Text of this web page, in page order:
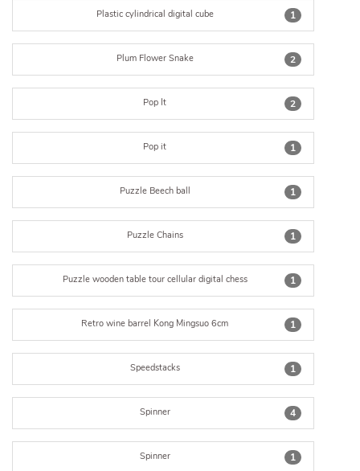
1
Plastic cylindrical digital cube
2
Plum Flower Snake
2
Pop It
1
Pop it
1
Puzzle Beech ball
1
Puzzle Chains
1
Puzzle wooden table tour cellular digital chess
1
Retro wine barrel Kong Mingsuo 6cm
1
Speedstacks
4
Spinner
1
Spinner